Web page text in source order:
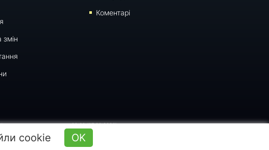
змін
Коментарі
Час останнього оновлення: 09:30 (07.08.2026)
cookie OK